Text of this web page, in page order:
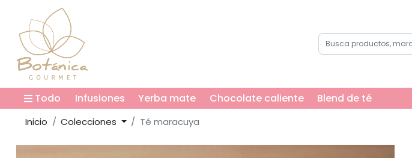
Todo Infusiones Yerba mate Chocolate caliente Blend de té
Inicio Colecciones Té maracuya